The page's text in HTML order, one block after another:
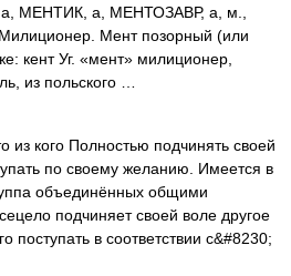
МЕНТИК, а, МЕНТОЗАВР, а, м.,
Мент позорный (или
кент Уг. «мент» милиционер,
из польского …
из кого Полностью подчинять своей
по своему желанию. Имеется в
объединённых общими
подчиняет своей воле другое
поступать в соответствии с&#8230;